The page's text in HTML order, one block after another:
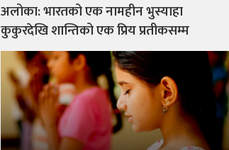
अलोका: भारतको एक नामहीन भुस्याहा
कुकुरदेखि शान्तिको एक प्रिय प्रतीकसम्म